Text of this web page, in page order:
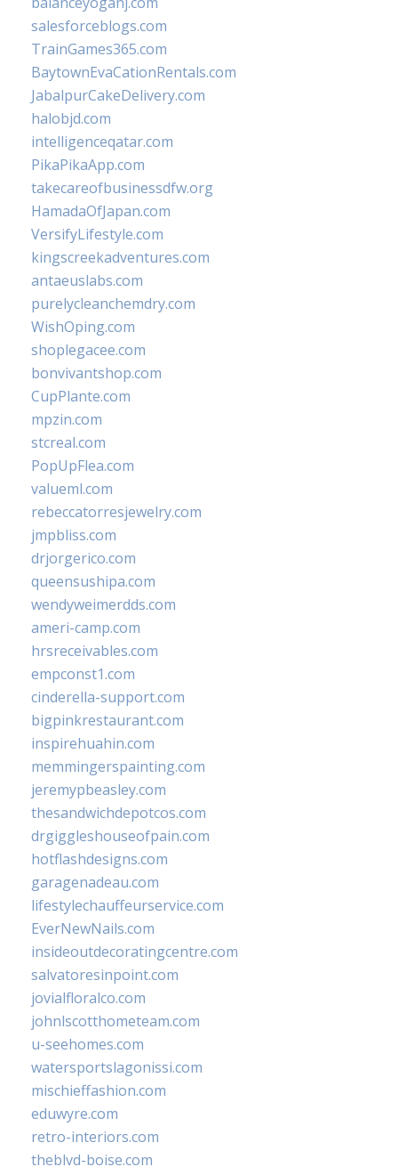
salesforceblogs.com
TrainGames365.com
BaytownEvaCationRentals.com
JabalpurCakeDelivery.com
halobjd.com
intelligenceqatar.com
PikaPikaApp.com
takecareofbusinessdfw.org
HamadaOfJapan.com
VersifyLifestyle.com
kingscreekadventures.com
antaeuslabs.com
purelycleanchemdry.com
WishOping.com
shoplegacee.com
bonvivantshop.com
CupPlante.com
mpzin.com
stcreal.com
PopUpFlea.com
valueml.com
rebeccatorresjewelry.com
jmpbliss.com
drjorgerico.com
queensushipa.com
wendyweimerdds.com
ameri-camp.com
hrsreceivables.com
empconst1.com
cinderella-support.com
bigpinkrestaurant.com
inspirehuahin.com
memmingerspainting.com
jeremypbeasley.com
thesandwichdepotcos.com
drgiggleshouseofpain.com
hotflashdesigns.com
garagenadeau.com
lifestylechauffeurservice.com
EverNewNails.com
insideoutdecoratingcentre.com
salvatoresinpoint.com
jovialfloralco.com
johnlscotthometeam.com
u-seehomes.com
watersportslagonissi.com
mischieffashion.com
eduwyre.com
retro-interiors.com
theblvd-boise.com